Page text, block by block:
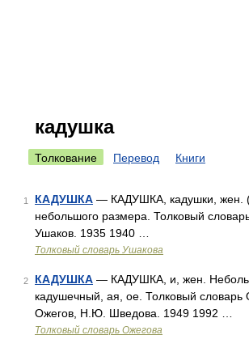
кадушка
Толкование Перевод Книги
1 КАДУШКА — КАДУШКА, кадушки, жен.
небольшого размера. Толковый
Ушаков. 1935 1940 …
Толковый словарь Ушакова
2 КАДУШКА — КАДУШКА, и, жен.
кадушечный, ая, ое. Толковый словарь
Ожегов, Н.Ю. Шведова. 1949 1992 …
Толковый словарь Ожегова